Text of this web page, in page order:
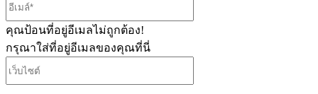
คุณป้อนที่อยู่อีเมลไม่ถูกต้อง!
กรุณาใส่ที่อยู่อีเมลของคุณที่นี่